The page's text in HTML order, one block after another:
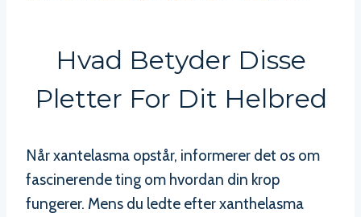
Hvad Betyder Disse
Pletter For Dit Helbred
Når xantelasma opstår, informerer det os om
fascinerende ting om hvordan din krop
fungerer. Mens du ledte efter xanthelasma